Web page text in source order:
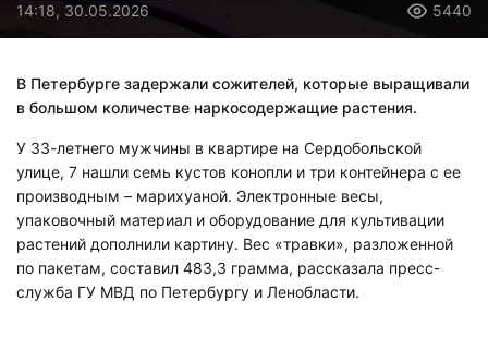
14:18, 30.05.2026
5440
В Петербурге задержали сожителей, которые выращивали
в большом количестве наркосодержащие растения.
У 33-летнего мужчины в квартире на Сердобольской
улице, 7 нашли семь кустов конопли и три контейнера с ее
производным – марихуаной. Электронные весы,
упаковочный материал и оборудование для культивации
растений дополнили картину. Вес «травки», разложенной
по пакетам, составил 483,3 грамма, рассказала пресс-
служба ГУ МВД по Петербургу и Ленобласти.